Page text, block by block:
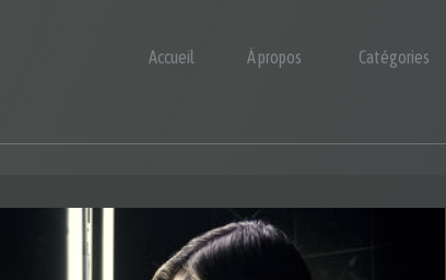
Accueil À propos Catégories